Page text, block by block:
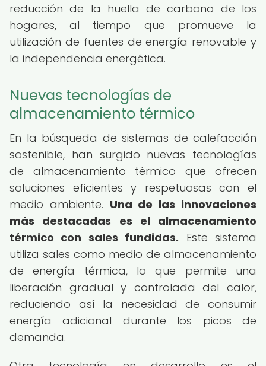
reducción de la huella de carbono de los
hogares, al tiempo que promueve la
utilización de fuentes de energía renovable y
la independencia energética.
Nuevas tecnologías de
almacenamiento térmico
En la búsqueda de sistemas de calefacción
sostenible, han surgido nuevas tecnologías
de almacenamiento térmico que ofrecen
soluciones eficientes y respetuosas con el
medio ambiente. Una de las innovaciones
más destacadas es el almacenamiento
térmico con sales fundidas. Este sistema
utiliza sales como medio de almacenamiento
de energía térmica, lo que permite una
liberación gradual y controlada del calor,
reduciendo así la necesidad de consumir
energía adicional durante los picos de
demanda.